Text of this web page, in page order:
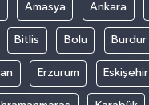
Amasya Ankara
Bitlis Bolu Burdur
Erzurum Eskişehir